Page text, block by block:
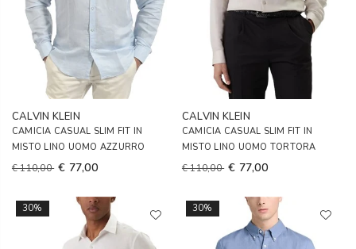
CALVIN KLEIN
CAMICIA CASUAL SLIM FIT IN
MISTO LINO UOMO AZZURRO
€ 110,00 € 77,00
CALVIN KLEIN
CAMICIA CASUAL SLIM FIT IN
MISTO LINO UOMO TORTORA
€ 110,00 € 77,00
30% 30%